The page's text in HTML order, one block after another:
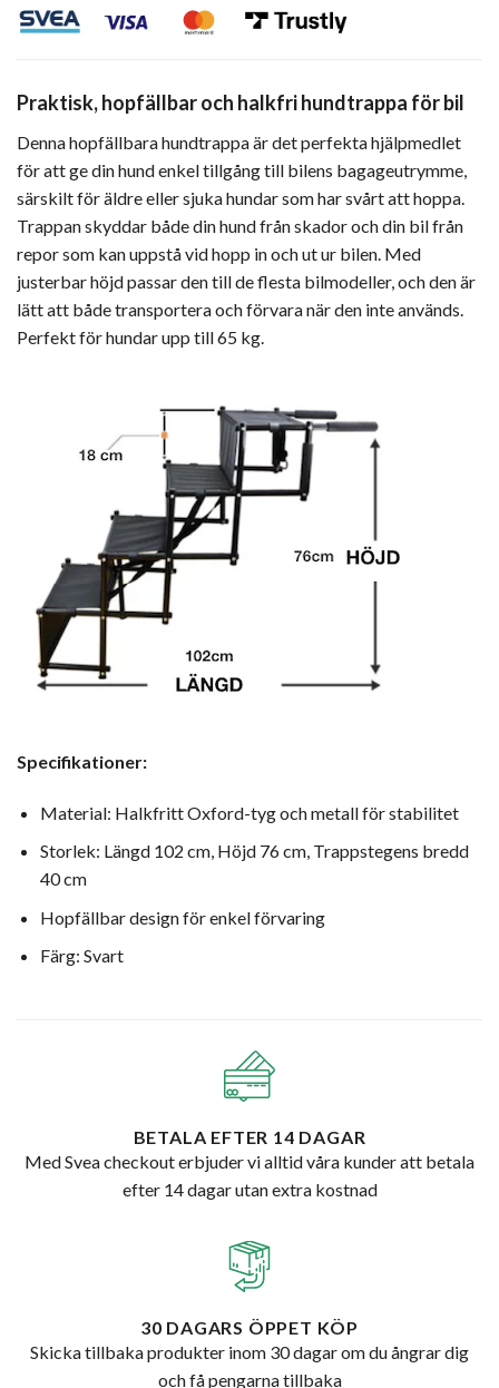
Praktisk, hopfällbar och halkfri hundtrappa för bil
Denna hopfällbara hundtrappa är det perfekta hjälpmedlet
för att ge din hund enkel tillgång till bilens bagageutrymme,
särskilt för äldre eller sjuka hundar som har svårt att hoppa.
Trappan skyddar både din hund från skador och din bil från
repor som kan uppstå vid hopp in och ut ur bilen. Med
justerbar höjd passar den till de flesta bilmodeller, och den är
lätt att både transportera och förvara när den inte används.
Perfekt för hundar upp till 65 kg.
Specifikationer:
Material: Halkfritt Oxford-tyg och metall för stabilitet
Storlek: Längd 102 cm, Höjd 76 cm, Trappstegens bredd
40 cm
Hopfällbar design för enkel förvaring
Färg: Svart
BETALA EFTER 14 DAGAR
Med Svea checkout erbjuder vi alltid våra kunder att betala
efter 14 dagar utan extra kostnad
30 DAGARS ÖPPET KÖP
Skicka tillbaka produkter inom 30 dagar om du ångrar dig
och få pengarna tillbaka